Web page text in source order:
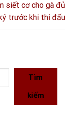
siết cơ cho gà đủ
ký trước khi thi đấu
Tìm
kiếm